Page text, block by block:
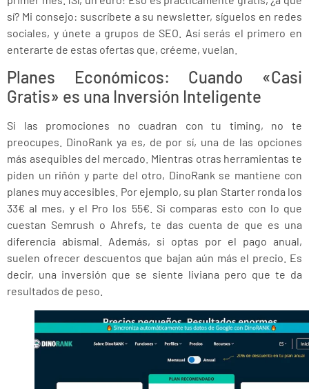
sí? Mi consejo: suscríbete a su newsletter, síguelos en redes
sociales, y únete a grupos de SEO. Así serás el primero en
enterarte de estas ofertas que, créeme, vuelan.
Planes Económicos: Cuando «Casi
Gratis» es una Inversión Inteligente
Si las promociones no cuadran con tu timing, no te
preocupes. DinoRank ya es, de por sí, una de las opciones
más asequibles del mercado. Mientras otras herramientas te
piden un riñón y parte del otro, DinoRank se mantiene con
planes muy accesibles. Por ejemplo, su plan Starter ronda los
33€ al mes, y el Pro los 55€. Si comparas esto con lo que
cuestan Semrush o Ahrefs, te das cuenta de que es una
diferencia abismal. Además, si optas por el pago anual,
suelen ofrecer descuentos que bajan aún más el precio. Es
decir, una inversión que se siente liviana pero que te da
resultados de peso.